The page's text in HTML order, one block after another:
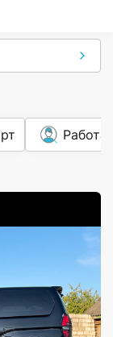
Работа